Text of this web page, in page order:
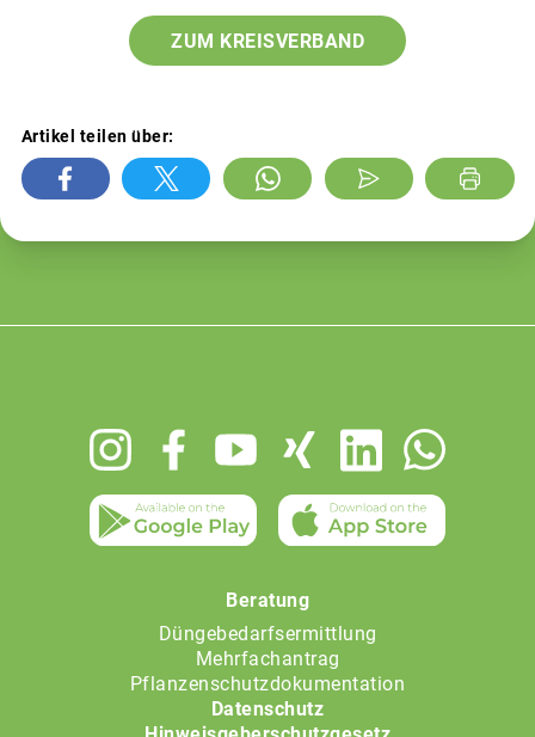
ZUM KREISVERBAND
Artikel teilen über:
Beratung
Düngebedarfsermittlung
Mehrfachantrag
Pflanzenschutzdokumentation
Datenschutz